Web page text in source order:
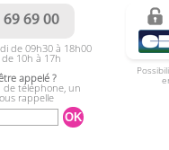
69 69 00
de 09h30 à 18h00
10h à 17h
appelé ?
de téléphone, un
rappelle